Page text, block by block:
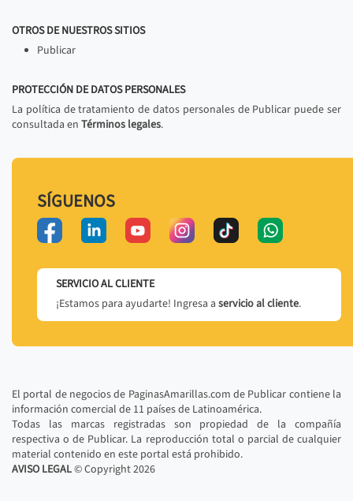
OTROS DE NUESTROS SITIOS
Publicar
PROTECCIÓN DE DATOS PERSONALES
La política de tratamiento de datos personales de Publicar puede ser
consultada en Términos legales.
SÍGUENOS
SERVICIO AL CLIENTE
¡Estamos para ayudarte! Ingresa a servicio al cliente.
El portal de negocios de PaginasAmarillas.com de Publicar contiene la
información comercial de 11 países de Latinoamérica.
Todas las marcas registradas son propiedad de la compañía
respectiva o de Publicar. La reproducción total o parcial de cualquier
material contenido en este portal está prohibido.
AVISO LEGAL© Copyright2026